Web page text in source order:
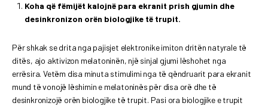
Koha që fëmijët kalojnë para ekranit prish gjumin dhe
desinkronizon orën biologjike të trupit.
Për shkak se drita nga pajisjet elektronike imiton dritën natyrale të
ditës, ajo aktivizon melatoninën, një sinjal gjumi lëshohet nga
errësira. Vetëm disa minuta stimulimi nga të qëndruarit para ekranit
mund të vonojë lëshimin e melatoninës për disa orë dhe të
desinkronizojë orën biologjike të trupit. Pasi ora biologjike e trupit